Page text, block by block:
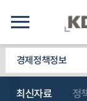
경제정책정보
최신자료 정